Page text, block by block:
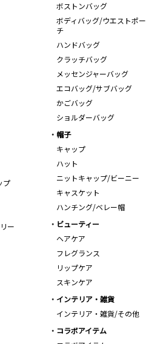
ボストンバッグ
ボディバッグ/ウエストポー
チ
ハンドバッグ
クラッチバッグ
メッセンジャーバッグ
エコバッグ/サブバッグ
かごバッグ
ショルダーバッグ
プ
ー
帽子
キャップ
ハット
ニットキャップ/ビーニー
キャスケット
ハンチング/ベレー帽
ビューティー
ヘアケア
フレグランス
リップケア
スキンケア
インテリア・雑貨
インテリア・雑貨/その他
コラボアイテム